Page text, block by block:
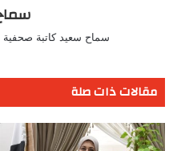
سماح سعيد كاتبة صحفية
مقالات ذات صلة